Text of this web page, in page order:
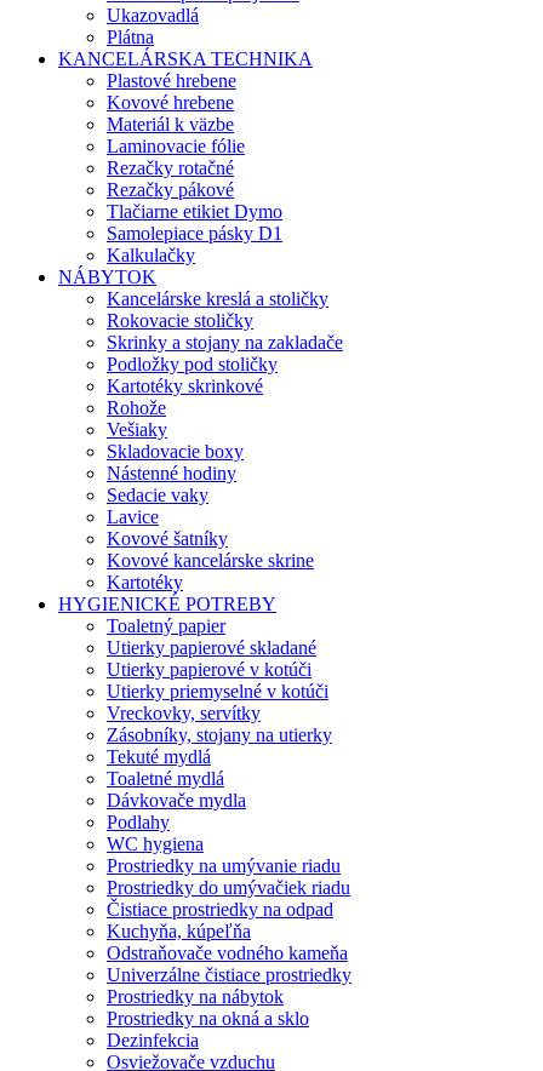
Ukazovadlá
Plátna
KANCELÁRSKA TECHNIKA
Plastové hrebene
Kovové hrebene
Materiál k väzbe
Laminovacie fólie
Rezačky rotačné
Rezačky pákové
Tlačiarne etikiet Dymo
Samolepiace pásky D1
Kalkulačky
NÁBYTOK
Kancelárske kreslá a stoličky
Rokovacie stoličky
Skrinky a stojany na zakladače
Podložky pod stoličky
Kartotéky skrinkové
Rohože
Vešiaky
Skladovacie boxy
Nástenné hodiny
Sedacie vaky
Lavice
Kovové šatníky
Kovové kancelárske skrine
Kartotéky
HYGIENICKÉ POTREBY
Toaletný papier
Utierky papierové skladané
Utierky papierové v kotúči
Utierky priemyselné v kotúči
Vreckovky, servítky
Zásobníky, stojany na utierky
Tekuté mydlá
Toaletné mydlá
Dávkovače mydla
Podlahy
WC hygiena
Prostriedky na umývanie riadu
Prostriedky do umývačiek riadu
Čistiace prostriedky na odpad
Kuchyňa, kúpeľňa
Odstraňovače vodného kameňa
Univerzálne čistiace prostriedky
Prostriedky na nábytok
Prostriedky na okná a sklo
Dezinfekcia
Osviežovače vzduchu